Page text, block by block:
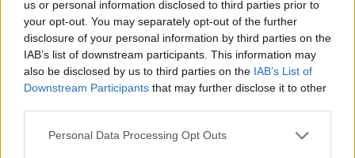
us or personal information disclosed to third parties prior to
your opt-out. You may separately opt-out of the further
disclosure of your personal information by third parties on the
IAB’s list of downstream participants. This information may
also be disclosed by us to third parties on the IAB’s List of
Downstream Participants that may further disclose it to other
Personal Data Processing Opt Outs
Αφρική, αποτυπώνουν φιλοδοξίες περιφερειακής
δύναμης και έναν συνεχή αναθεωρητισμό.
Δεν πρόκειται απλώς για τακτικές κινήσεις ισχύος, αλλά
στον μουσουλμανικό κόσμο. Υπό αυτό το πρίσμα, η